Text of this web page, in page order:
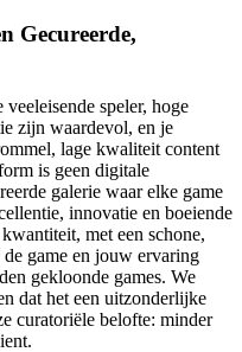
Gecureerde,
speler, hoge
zijn waardevol, en je
lage kwaliteit content
is geen digitale
galerie waar elke game
innovatie en boeiende
met een schone,
game en jouw ervaring
gekloonde games. We
dat het een uitzonderlijke
curatoriële belofte: minder